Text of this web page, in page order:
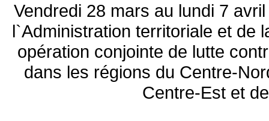
Vendredi 28 mars au lundi 7
l`Administration territoriale et de
opération conjointe de lutte
dans les régions du Centre-
Centre-Est et